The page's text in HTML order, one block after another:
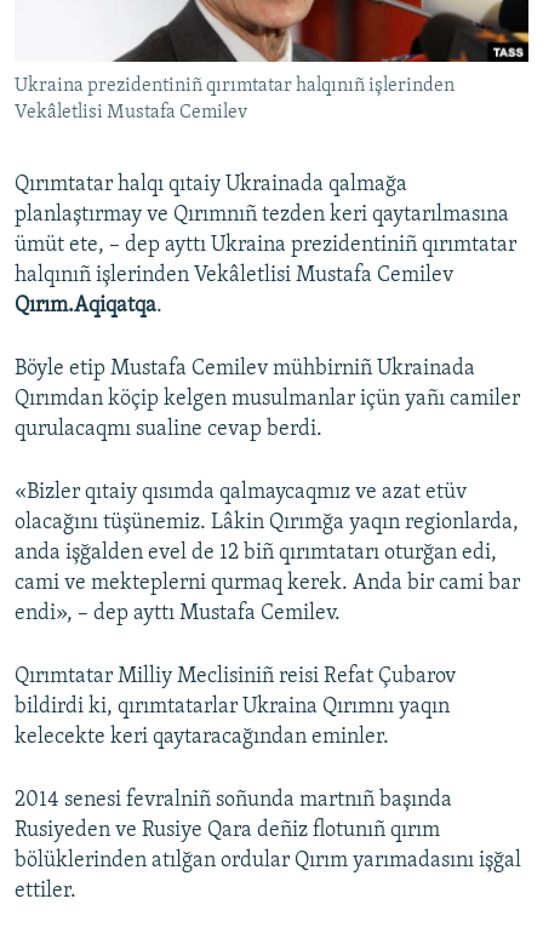
QOŞULIÑIZ!
RFE/RS bütün saytları
Ukraina prezidentiniñ qırımtatar halqınıñ işlerinden
Vekâletlisi Mustafa Cemilev
Qırımtatar halqı qıtaiy Ukrainada qalmağa
planlaştırmay ve Qırımnıñ tezden keri qaytarılmasına
ümüt ete, – dep ayttı Ukraina prezidentiniñ qırımtatar
halqınıñ işlerinden Vekâletlisi Mustafa Cemilev
Qırım.Aqiqatqa.
Böyle etip Mustafa Cemilev mühbirniñ Ukrainada
Qırımdan köçip kelgen musulmanlar içün yañı camiler
qurulacaqmı sualine cevap berdi.
«Bizler qıtaiy qısımda qalmaycaqmız ve azat etüv
olacağını tüşünemiz. Lâkin Qırımğa yaqın regionlarda,
anda işğalden evel de 12 biñ qırımtatarı oturğan edi,
cami ve mekteplerni qurmaq kerek. Anda bir cami bar
endi», – dep ayttı Mustafa Cemilev.
Qırımtatar Milliy Meclisiniñ reisi Refat Çubarov
bildirdi ki, qırımtatarlar Ukraina Qırımnı yaqın
kelecekte keri qaytaracağından eminler.
2014 senesi fevralniñ soñunda martnıñ başında
Rusiyeden ve Rusiye Qara deñiz flotunıñ qırım
bölüklerinden atılğan ordular Qırım yarımadasını işğal
ettiler.